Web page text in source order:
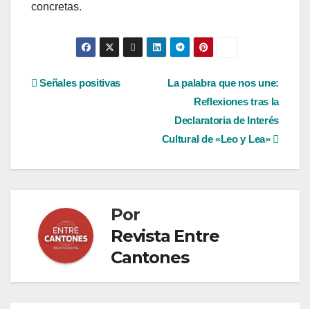
concretas.
Navegación
La palabra que nos une:
Reflexiones tras la
Declaratoria de Interés
Cultural de «Leo y Lea»
Señales positivas
Por
Revista Entre
Cantones